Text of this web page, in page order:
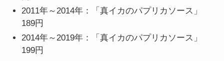
2011年～2014年：「真イカのパプリカソース」
189円
2014年～2019年：「真イカのパプリカソース」
199円